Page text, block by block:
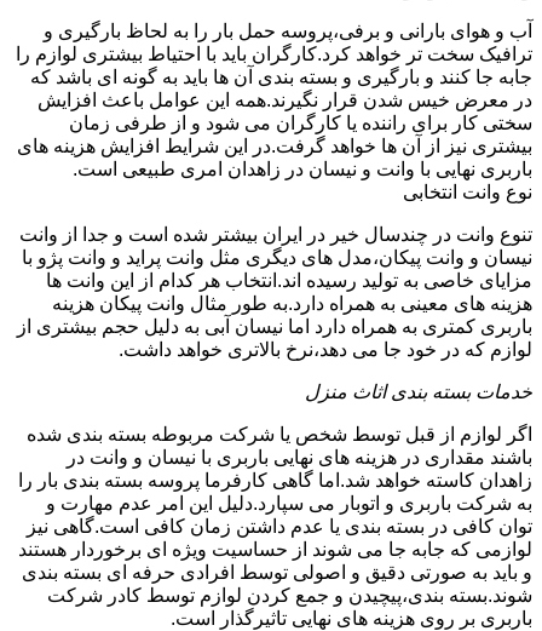
آب و هوای بارانی و برفی،پروسه حمل بار را به لحاظ بارگیری و
ترافیک سخت تر خواهد کرد.کارگران باید با احتیاط بیشتری لوازم را
جابه جا کنند و بارگیری و بسته بندی آن ها باید به گونه ای باشد که
در معرض خیس شدن قرار نگیرند.همه این عوامل باعث افزایش
سختی کار برای راننده یا کارگران می شود و از طرفی زمان
بیشتری نیز از آن ها خواهد گرفت.در این شرایط افزایش هزینه های
باربری نهایی با وانت و نیسان در زاهدان امری طبیعی است.
نوع وانت انتخابی
تنوع وانت در چندسال خیر در ایران بیشتر شده است و جدا از وانت
نیسان و وانت پیکان،مدل های دیگری مثل وانت پراید و وانت پژو با
مزایای خاصی به تولید رسیده اند.انتخاب هر کدام از این وانت ها
هزینه های معینی به همراه دارد.به طور مثال وانت پیکان هزینه
باربری کمتری به همراه دارد اما نیسان آبی به دلیل حجم بیشتری از
لوازم که در خود جا می دهد،نرخ بالاتری خواهد داشت.
خدمات بسته بندی اثاث منزل
اگر لوازم از قبل توسط شخص یا شرکت مربوطه بسته بندی شده
باشند مقداری در هزینه های نهایی باربری با نیسان و وانت در
زاهدان کاسته خواهد شد.اما گاهی کارفرما پروسه بسته بندی بار را
به شرکت باربری و اتوبار می سپارد.دلیل این امر عدم مهارت و
توان کافی در بسته بندی یا عدم داشتن زمان کافی است.گاهی نیز
لوازمی که جابه جا می شوند از حساسیت ویژه ای برخوردار هستند
و باید به صورتی دقیق و اصولی توسط افرادی حرفه ای بسته بندی
شوند.بسته بندی،پیچیدن و جمع کردن لوازم توسط کادر شرکت
باربری بر روی هزینه های نهایی تاثیرگذار است.